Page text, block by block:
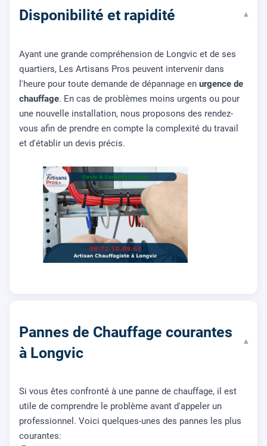
Disponibilité et rapidité ▾
Ayant une grande compréhension de Longvic et de ses
quartiers, Les Artisans Pros peuvent intervenir dans
l'heure pour toute demande de dépannage en urgence de
chauffage. En cas de problèmes moins urgents ou pour
une nouvelle installation, nous proposons des rendez-
vous afin de prendre en compte la complexité du travail
et d'établir un devis précis.
Pannes de Chauffage courantes
à Longvic
▾
Si vous êtes confronté à une panne de chauffage, il est
utile de comprendre le problème avant d'appeler un
professionnel. Voici quelques-unes des pannes les plus
courantes: